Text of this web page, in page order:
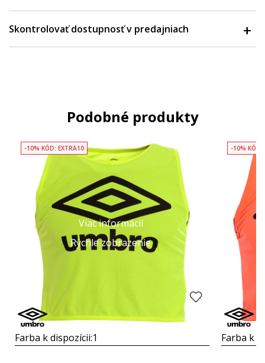
Skontrolovať dostupnosť v predajniach
Podobné produkty
Viac informácií
Rýchle zobrazenie
-10% KÓD: EXTRA10
Farba k dispozícii:1
-10% KÓD:
Farba k